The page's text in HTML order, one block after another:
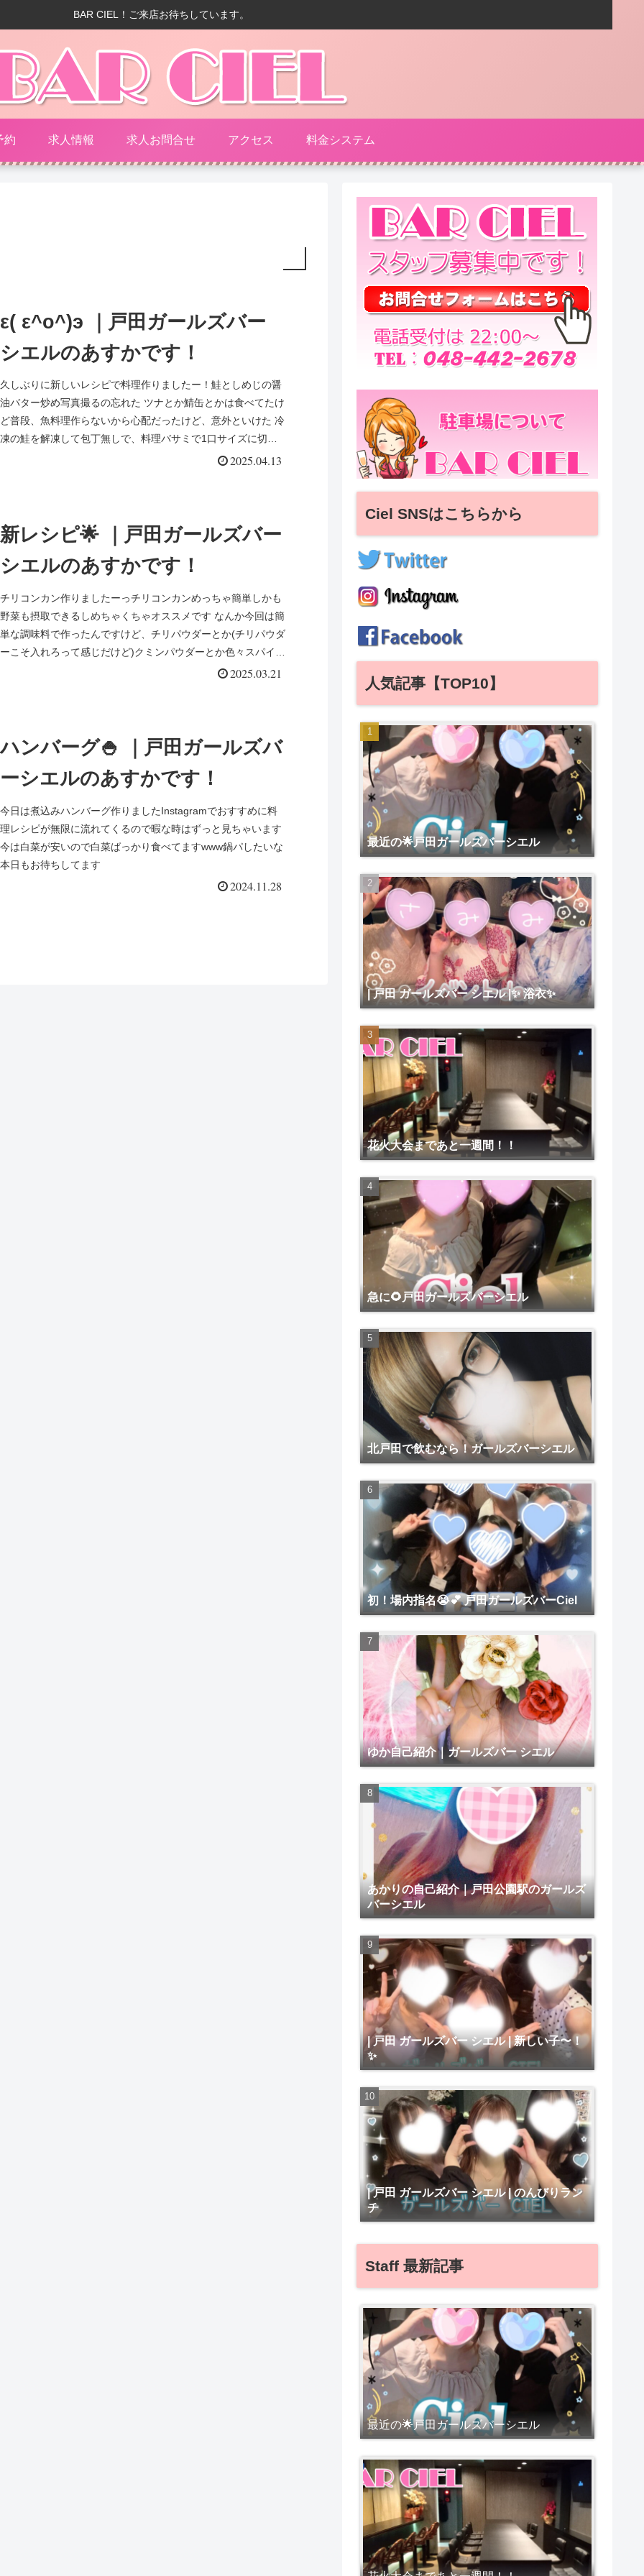
BAR CIEL！ご来店お待ちしています。
約 求人情報 求人お問合せ アクセス 料金システム
ε( ε^o^)э ｜戸田ガールズバー
シエルのあすかです！
久しぶりに新しいレシピで料理作りましたー！鮭としめじの醤
油バター炒め写真撮るの忘れた ツナとか鯖缶とかは食べてたけ
ど普段、魚料理作らないから心配だったけど、意外といけた 冷
凍の鮭を解凍して包丁無しで、料理バサミで1口サイズに切っ
て、片栗粉まぶしてオリーブオイル、しめじとバター醤油ネギ
ひき肉食べてニキビできてからスーパーで肉、しばらく買って
ないww
2025.04.13
新レシピ🌟 ｜戸田ガールズバー
シエルのあすかです！
チリコンカン作りましたーっチリコンカンめっちゃ簡単しかも
野菜も摂取できるしめちゃくちゃオススメです なんか今回は簡
単な調味料で作ったんですけど、チリパウダーとか(チリパウダ
ーこそ入れろって感じだけど)クミンパウダーとか色々スパイス
入れるチリコンカンのレシピもあって今度は、色々スパイス入
2025.03.21
ハンバーグ🍚 ｜戸田ガールズバ
ーシエルのあすかです！
今日は煮込みハンバーグ作りましたInstagramでおすすめに料
理レシピが無限に流れてくるので暇な時はずっと見ちゃいます
今は白菜が安いので白菜ばっかり食べてますwww鍋パしたいな
本日もお待ちしてます
2024.11.28
Ciel SNSはこちらから
人気記事【TOP10】
最近の🌟戸田ガールズバーシエル
| 戸田 ガールズバー シエル |✨ 浴衣✨
花火大会まであと一週間！！
急に🌻戸田ガールズバーシエル
北戸田で飲むなら！ガールズバーシエル
初！場内指名😭💕 戸田ガールズバーCiel
ゆか自己紹介｜ガールズバー シエル
あかりの自己紹介｜戸田公園駅のガールズ
バーシエル
| 戸田 ガールズバー シエル | 新しい子〜！
✨
| 戸田 ガールズバー シエル | のんびりラン
チ
Staff 最新記事
最近の🌟戸田ガールズバーシエル